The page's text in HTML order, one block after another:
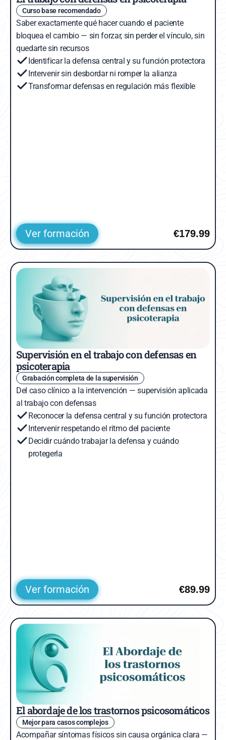
Curso base recomendado
Saber exactamente qué hacer cuando el paciente
bloquea el cambio — sin forzar, sin perder el vínculo, sin
quedarte sin recursos
Identificar la defensa central y su función protectora
Intervenir sin desbordar ni romper la alianza
Transformar defensas en regulación más flexible
Ver formación €179.99
Grabación completa de la supervisión
Supervisión en el trabajo con defensas en
psicoterapia
Del caso clínico a la intervención — supervisión aplicada
al trabajo con defensas
Reconocer la defensa central y su función protectora
Intervenir respetando el ritmo del paciente
Decidir cuándo trabajar la defensa y cuándo
protegerla
Ver formación €89.99
Mejor para casos complejos
El abordaje de los trastornos psicosomáticos
Acompañar síntomas físicos sin causa orgánica clara —